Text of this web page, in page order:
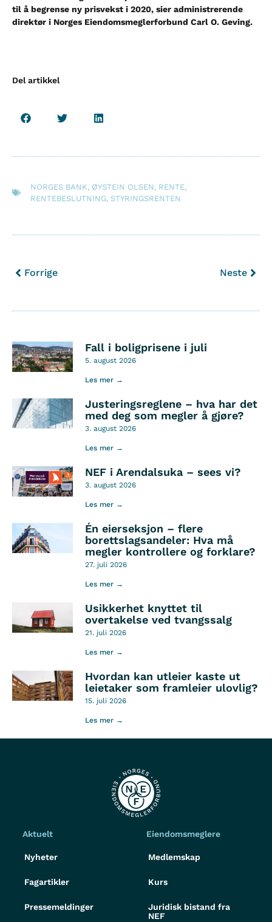
til å begrense ny prisvekst i 2020, sier administrerende
direktør i Norges Eiendomsmeglerforbund Carl O. Geving.
Del artikkel
NORGES BANK, ØYSTEIN OLSEN , RENTE,
RENTEBESLUTNING, STYRINGSRENTEN
Forrige Neste
Fall i boligprisene i juli
5. august 2026
Les mer →
Justeringsreglene – hva har det
med deg som megler å gjøre?
3. august 2026
Les mer →
NEF i Arendalsuka – sees vi?
3. august 2026
Les mer →
Én eierseksjon – flere
borettslagsandeler: Hva må
megler kontrollere og forklare?
27. juli 2026
Les mer →
Usikkerhet knyttet til
overtakelse ved tvangssalg
21. juli 2026
Les mer →
Hvordan kan utleier kaste ut
leietaker som framleier ulovlig?
15. juli 2026
Les mer →
Aktuelt
Nyheter
Fagartikler
Pressemeldinger
Eiendomsmeglere
Medlemskap
Kurs
Juridisk bistand fra
NEF